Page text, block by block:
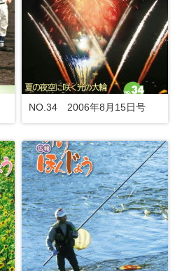
NO.34 2006年8月15日号